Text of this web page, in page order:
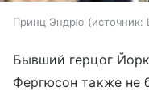
Принц Эндрю источник:
Бывший герцог
Фергюсон также не